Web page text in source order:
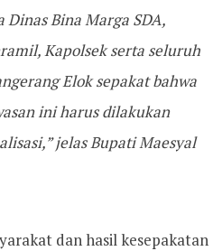
Bina Marga SDA,
Kapolsek serta seluruh
Elok sepakat bahwa
ini harus dilakukan
jelas Bupati Maesyal
dan hasil kesepakatan